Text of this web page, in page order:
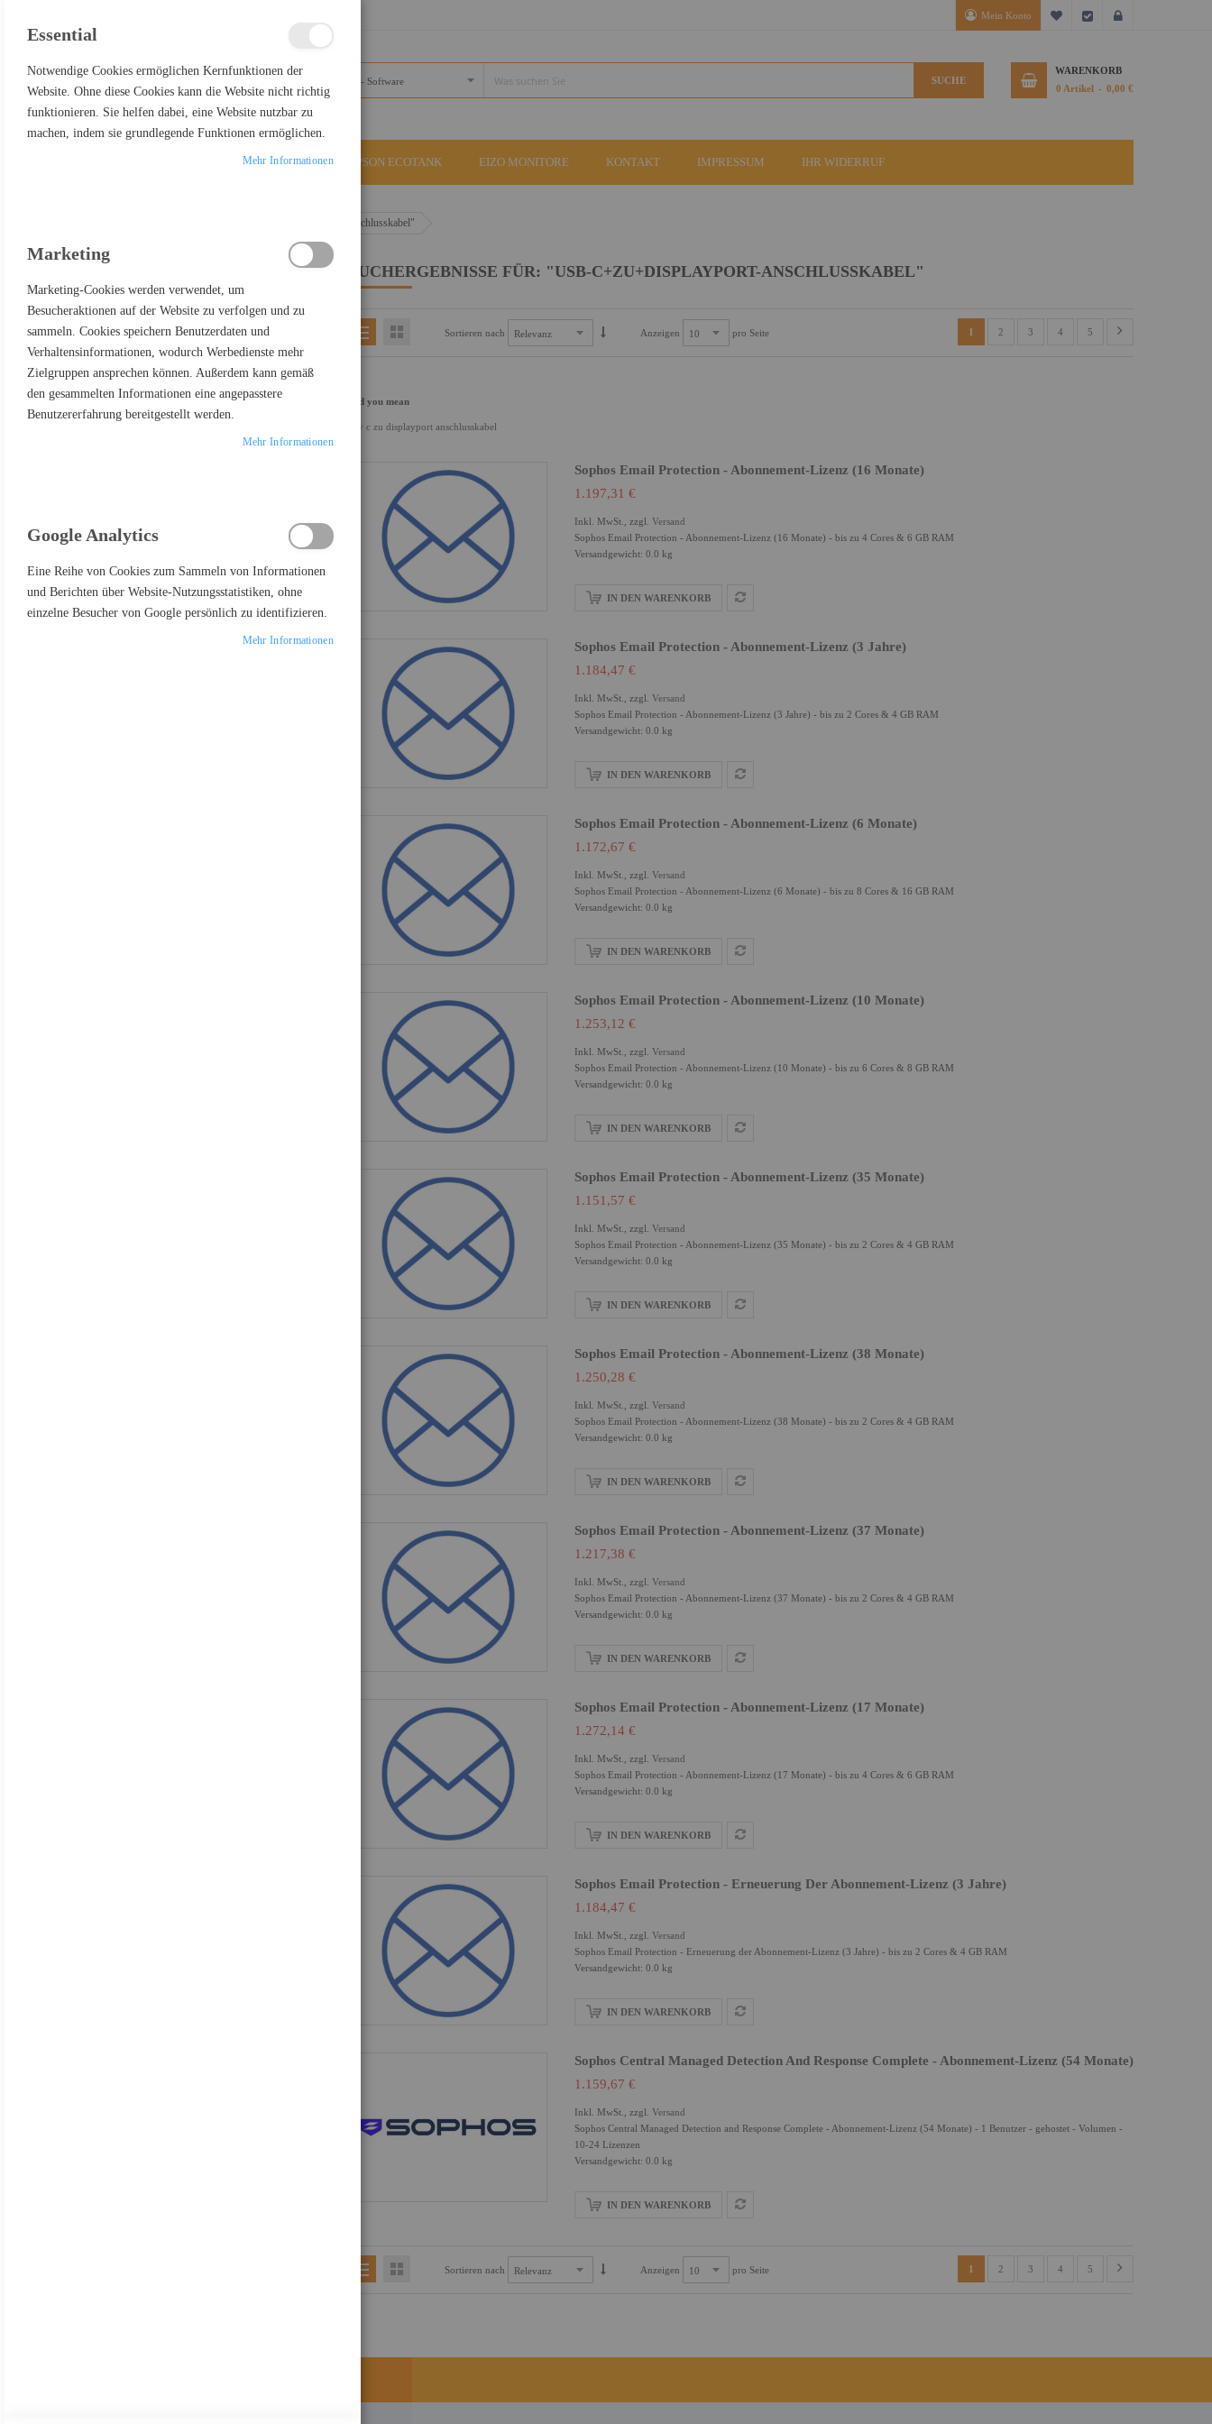
Mein Konto Mein Wunschzettel
Kasse
SUCHE
WARENKORB
0 Artikel 0,00 €
EPSON ECOTANK EIZO MONITORE KONTAKT IMPRESSUM IHR WIDERRUF
Suchergebnisse für: "USB-C+zu+DisplayPort-Anschlusskabel"
SUCHERGEBNISSE FÜR: "USB-C+ZU+DISPLAYPORT-ANSCHLUSSKABEL"
Sortieren nach Anzeigen pro Seite 1 2 3 4 5
Did you mean
usv c zu displayport anschlusskabel
Sophos Email Protection - Abonnement-Lizenz (16 Monate)
1.197,31 €
Inkl. MwSt., zzgl. Versand
Sophos Email Protection - Abonnement-Lizenz (16 Monate) - bis zu 4 Cores & 6 GB RAM
Versandgewicht: 0.0 kg
IN DEN WARENKORB
Sophos Email Protection - Abonnement-Lizenz (3 Jahre)
1.184,47 €
Inkl. MwSt., zzgl. Versand
Sophos Email Protection - Abonnement-Lizenz (3 Jahre) - bis zu 2 Cores & 4 GB RAM
Versandgewicht: 0.0 kg
IN DEN WARENKORB
Sophos Email Protection - Abonnement-Lizenz (6 Monate)
1.172,67 €
Inkl. MwSt., zzgl. Versand
Sophos Email Protection - Abonnement-Lizenz (6 Monate) - bis zu 8 Cores & 16 GB RAM
Versandgewicht: 0.0 kg
IN DEN WARENKORB
Sophos Email Protection - Abonnement-Lizenz (10 Monate)
1.253,12 €
Inkl. MwSt., zzgl. Versand
Sophos Email Protection - Abonnement-Lizenz (10 Monate) - bis zu 6 Cores & 8 GB RAM
Versandgewicht: 0.0 kg
IN DEN WARENKORB
Sophos Email Protection - Abonnement-Lizenz (35 Monate)
1.151,57 €
Inkl. MwSt., zzgl. Versand
Sophos Email Protection - Abonnement-Lizenz (35 Monate) - bis zu 2 Cores & 4 GB RAM
Versandgewicht: 0.0 kg
IN DEN WARENKORB
Sophos Email Protection - Abonnement-Lizenz (38 Monate)
1.250,28 €
Inkl. MwSt., zzgl. Versand
Sophos Email Protection - Abonnement-Lizenz (38 Monate) - bis zu 2 Cores & 4 GB RAM
Versandgewicht: 0.0 kg
IN DEN WARENKORB
Sophos Email Protection - Abonnement-Lizenz (37 Monate)
1.217,38 €
Inkl. MwSt., zzgl. Versand
Sophos Email Protection - Abonnement-Lizenz (37 Monate) - bis zu 2 Cores & 4 GB RAM
Versandgewicht: 0.0 kg
IN DEN WARENKORB
Sophos Email Protection - Abonnement-Lizenz (17 Monate)
1.272,14 €
Inkl. MwSt., zzgl. Versand
Sophos Email Protection - Abonnement-Lizenz (17 Monate) - bis zu 4 Cores & 6 GB RAM
Versandgewicht: 0.0 kg
IN DEN WARENKORB
Sophos Email Protection - Erneuerung Der Abonnement-Lizenz (3 Jahre)
1.184,47 €
Inkl. MwSt., zzgl. Versand
Sophos Email Protection - Erneuerung der Abonnement-Lizenz (3 Jahre) - bis zu 2 Cores & 4 GB RAM
Versandgewicht: 0.0 kg
IN DEN WARENKORB
Sophos Central Managed Detection And Response Complete - Abonnement-Lizenz (54 Monate)
1.159,67 €
Inkl. MwSt., zzgl. Versand
Sophos Central Managed Detection and Response Complete - Abonnement-Lizenz (54 Monate) - 1 Benutzer - gehostet - Volumen -
10-24 Lizenzen
Versandgewicht: 0.0 kg
IN DEN WARENKORB
Sortieren nach Anzeigen pro Seite 1 2 3 4 5
EINKAUFEN NACH
Kategorie Software
PRODUKTE VERGLEICHEN
Sie haben keine Artikel in Ihrer Vergleichsliste
Essential
Notwendige Cookies ermöglichen Kernfunktionen der
Website. Ohne diese Cookies kann die Website nicht richtig
funktionieren. Sie helfen dabei, eine Website nutzbar zu
machen, indem sie grundlegende Funktionen ermöglichen.
Mehr Informationen
Marketing
Marketing-Cookies werden verwendet, um
Besucheraktionen auf der Website zu verfolgen und zu
sammeln. Cookies speichern Benutzerdaten und
Verhaltensinformationen, wodurch Werbedienste mehr
Zielgruppen ansprechen können. Außerdem kann gemäß
den gesammelten Informationen eine angepasstere
Benutzererfahrung bereitgestellt werden.
Mehr Informationen
Google Analytics
Eine Reihe von Cookies zum Sammeln von Informationen
und Berichten über Website-Nutzungsstatistiken, ohne
einzelne Besucher von Google persönlich zu identifizieren.
Mehr Informationen